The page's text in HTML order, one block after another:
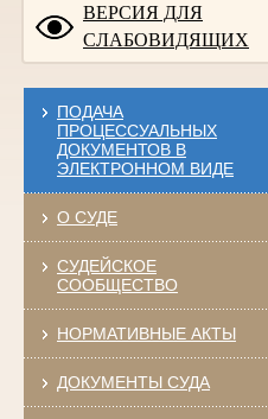
ВЕРСИЯ ДЛЯ
СЛАБОВИДЯЩИХ
ПОДАЧА
ПРОЦЕССУАЛЬНЫХ
ДОКУМЕНТОВ В
ЭЛЕКТРОННОМ ВИДЕ
О СУДЕ
СУДЕЙСКОЕ
СООБЩЕСТВО
НОРМАТИВНЫЕ АКТЫ
ДОКУМЕНТЫ СУДА